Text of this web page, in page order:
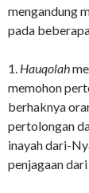
mengandung
pada
1. Hauqolah
memohon
berhaknya
pertolongan
inayah dari-
penjagaan